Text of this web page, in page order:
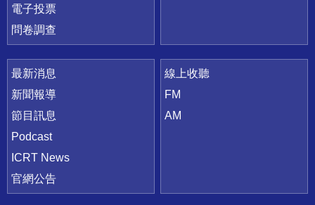
電子投票
問卷調查
最新消息
新聞報導
節目訊息
Podcast
ICRT News
官網公告
線上收聽
FM
AM